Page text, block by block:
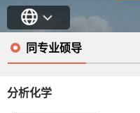
同专业硕导
分析化学